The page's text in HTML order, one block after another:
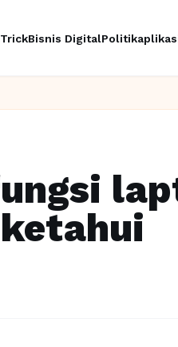
Bisnis DigitalPolitik